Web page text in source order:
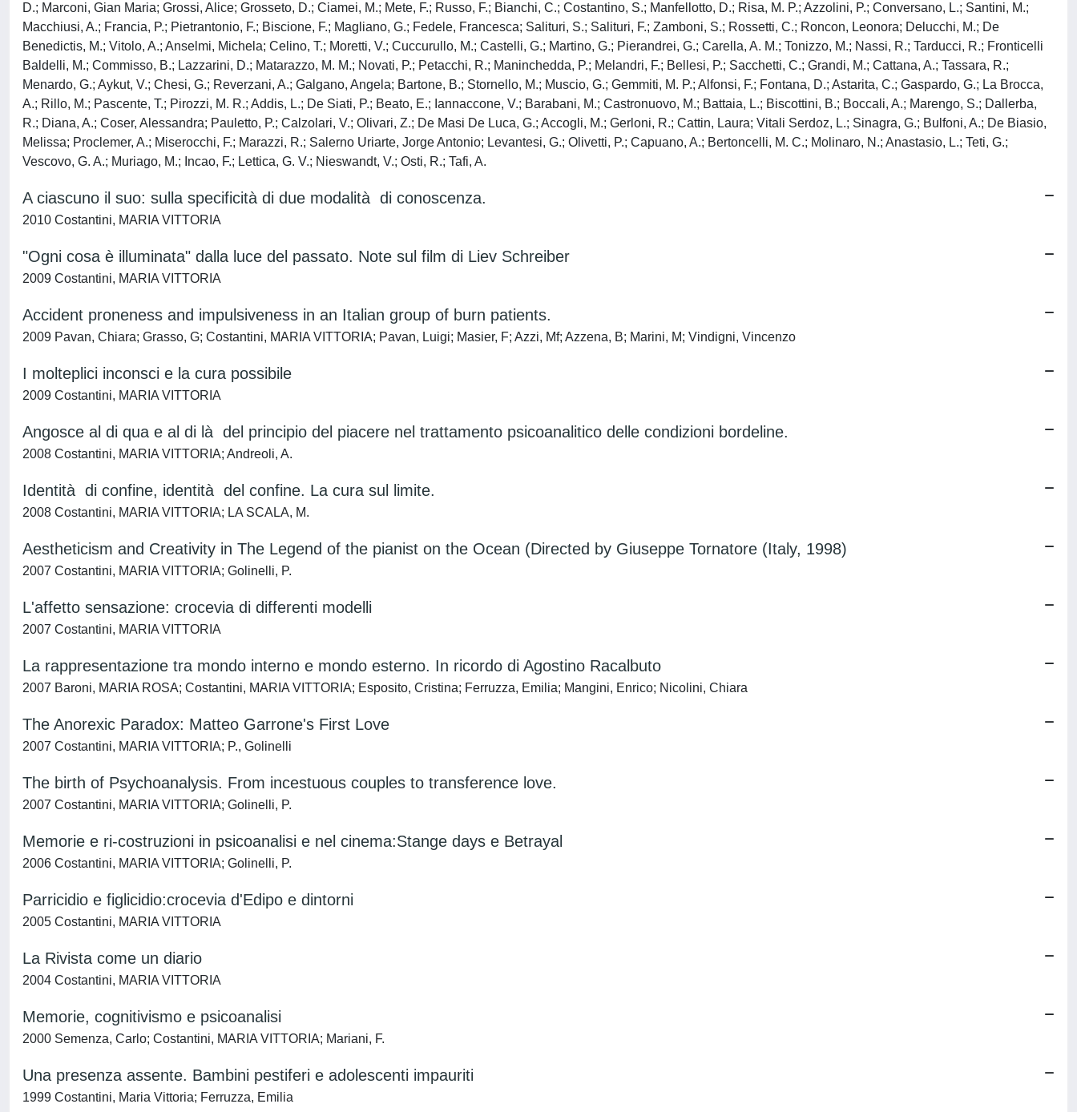
D.; Marconi, Gian Maria; Grossi, Alice; Grosseto, D.; Ciamei, M.; Mete, F.; Russo, F.; Bianchi, C.; Costantino, S.; Manfellotto, D.; Risa, M. P.; Azzolini, P.; Conversano, L.; Santini, M.;
Macchiusi, A.; Francia, P.; Pietrantonio, F.; Biscione, F.; Magliano, G.; Fedele, Francesca; Salituri, S.; Salituri, F.; Zamboni, S.; Rossetti, C.; Roncon, Leonora; Delucchi, M.; De
Benedictis, M.; Vitolo, A.; Anselmi, Michela; Celino, T.; Moretti, V.; Cuccurullo, M.; Castelli, G.; Martino, G.; Pierandrei, G.; Carella, A. M.; Tonizzo, M.; Nassi, R.; Tarducci, R.; Fronticelli
Baldelli, M.; Commisso, B.; Lazzarini, D.; Matarazzo, M. M.; Novati, P.; Petacchi, R.; Maninchedda, P.; Melandri, F.; Bellesi, P.; Sacchetti, C.; Grandi, M.; Cattana, A.; Tassara, R.;
Menardo, G.; Aykut, V.; Chesi, G.; Reverzani, A.; Galgano, Angela; Bartone, B.; Stornello, M.; Muscio, G.; Gemmiti, M. P.; Alfonsi, F.; Fontana, D.; Astarita, C.; Gaspardo, G.; La Brocca,
A.; Rillo, M.; Pascente, T.; Pirozzi, M. R.; Addis, L.; De Siati, P.; Beato, E.; Iannaccone, V.; Barabani, M.; Castronuovo, M.; Battaia, L.; Biscottini, B.; Boccali, A.; Marengo, S.; Dallerba,
R.; Diana, A.; Coser, Alessandra; Pauletto, P.; Calzolari, V.; Olivari, Z.; De Masi De Luca, G.; Accogli, M.; Gerloni, R.; Cattin, Laura; Vitali Serdoz, L.; Sinagra, G.; Bulfoni, A.; De Biasio,
Melissa; Proclemer, A.; Miserocchi, F.; Marazzi, R.; Salerno Uriarte, Jorge Antonio; Levantesi, G.; Olivetti, P.; Capuano, A.; Bertoncelli, M. C.; Molinaro, N.; Anastasio, L.; Teti, G.;
Vescovo, G. A.; Muriago, M.; Incao, F.; Lettica, G. V.; Nieswandt, V.; Osti, R.; Tafi, A.
A ciascuno il suo: sulla specificità di due modalità di conoscenza.
2010 Costantini, MARIA VITTORIA
"Ogni cosa è illuminata" dalla luce del passato. Note sul film di Liev Schreiber
2009 Costantini, MARIA VITTORIA
Accident proneness and impulsiveness in an Italian group of burn patients.
2009 Pavan, Chiara; Grasso, G; Costantini, MARIA VITTORIA; Pavan, Luigi; Masier, F; Azzi, Mf; Azzena, B; Marini, M; Vindigni, Vincenzo
I molteplici inconsci e la cura possibile
2009 Costantini, MARIA VITTORIA
Angosce al di qua e al di là del principio del piacere nel trattamento psicoanalitico delle condizioni bordeline.
2008 Costantini, MARIA VITTORIA; Andreoli, A.
Identità di confine, identità del confine. La cura sul limite.
2008 Costantini, MARIA VITTORIA; LA SCALA, M.
Aestheticism and Creativity in The Legend of the pianist on the Ocean (Directed by Giuseppe Tornatore (Italy, 1998)
2007 Costantini, MARIA VITTORIA; Golinelli, P.
L'affetto sensazione: crocevia di differenti modelli
2007 Costantini, MARIA VITTORIA
La rappresentazione tra mondo interno e mondo esterno. In ricordo di Agostino Racalbuto
2007 Baroni, MARIA ROSA; Costantini, MARIA VITTORIA; Esposito, Cristina; Ferruzza, Emilia; Mangini, Enrico; Nicolini, Chiara
The Anorexic Paradox: Matteo Garrone's First Love
2007 Costantini, MARIA VITTORIA; P., Golinelli
The birth of Psychoanalysis. From incestuous couples to transference love.
2007 Costantini, MARIA VITTORIA; Golinelli, P.
Memorie e ri-costruzioni in psicoanalisi e nel cinema:Stange days e Betrayal
2006 Costantini, MARIA VITTORIA; Golinelli, P.
Parricidio e figlicidio:crocevia d'Edipo e dintorni
2005 Costantini, MARIA VITTORIA
La Rivista come un diario
2004 Costantini, MARIA VITTORIA
Memorie, cognitivismo e psicoanalisi
2000 Semenza, Carlo; Costantini, MARIA VITTORIA; Mariani, F.
Una presenza assente. Bambini pestiferi e adolescenti impauriti
1999 Costantini, Maria Vittoria; Ferruzza, Emilia